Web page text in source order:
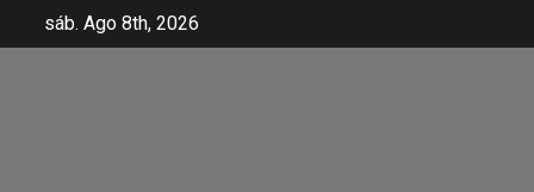
sáb. Ago 8th, 2026